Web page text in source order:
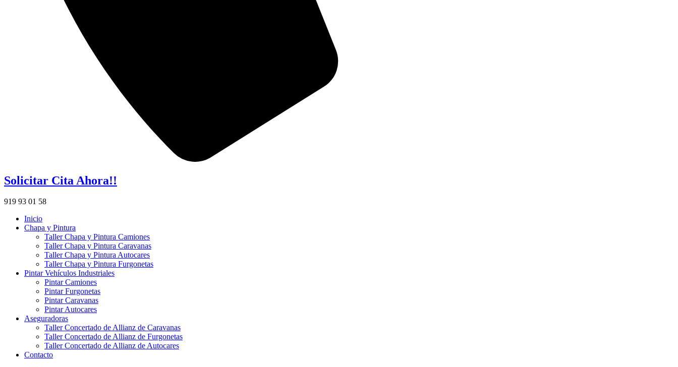
Solicitar Cita Ahora!!
919 93 01 58
Inicio
Chapa y Pintura
Taller Chapa y Pintura Camiones
Taller Chapa y Pintura Caravanas
Taller Chapa y Pintura Autocares
Taller Chapa y Pintura Furgonetas
Pintar Vehículos Industriales
Pintar Camiones
Pintar Furgonetas
Pintar Caravanas
Pintar Autocares
Aseguradoras
Taller Concertado de Allianz de Caravanas
Taller Concertado de Allianz de Furgonetas
Taller Concertado de Allianz de Autocares
Contacto